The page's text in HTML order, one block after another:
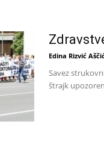
Edina Rizvić
Savez
štrajk